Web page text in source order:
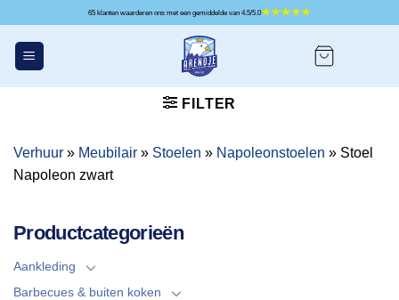
inhoud
65 klanten waarderen ons met een gemiddelde van 4.5/5.0
FILTER
Verhuur » Meubilair » Stoelen » Napoleonstoelen » Stoel
Napoleon zwart
Productcategorieën
Aankleding
Barbecues & buiten koken